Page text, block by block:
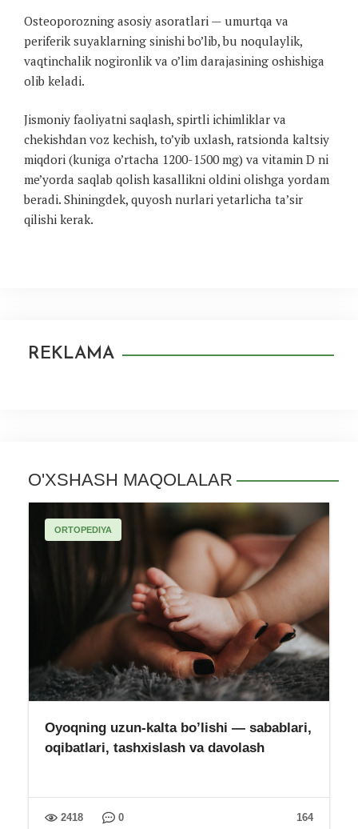
Osteoporozning asosiy asoratlari — umurtqa va
periferik suyaklarning sinishi bo’lib, bu noqulaylik,
vaqtinchalik nogironlik va o’lim darajasining oshishiga
olib keladi.
Jismoniy faoliyatni saqlash, spirtli ichimliklar va
chekishdan voz kechish, to’yib uxlash, ratsionda kaltsiy
miqdori (kuniga o’rtacha 1200-1500 mg) va vitamin D ni
me’yorda saqlab qolish kasallikni oldini olishga yordam
beradi. Shiningdek, quyosh nurlari yetarlicha ta’sir
qilishi kerak.
REKLAMA
O'XSHASH MAQOLALAR
ORTOPEDIYA
Oyoqning uzun-kalta bo’lishi — sabablari,
oqibatlari, tashxislash va davolash
164
2418 0